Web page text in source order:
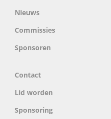
Nieuws
Commissies
Sponsoren
Contact
Lid worden
Sponsoring